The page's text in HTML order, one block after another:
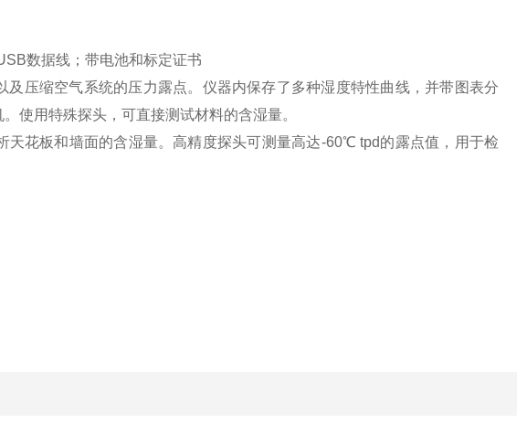
数据线；带电池和标定证书
压缩空气系统的压力露点。仪器内保存了多种湿度特性曲线，并带图表分
使用特殊探头，可直接测试材料的含湿量。
天花板和墙面的含湿量。高精度探头可测量高达-60℃ tpd的露点值，用于检